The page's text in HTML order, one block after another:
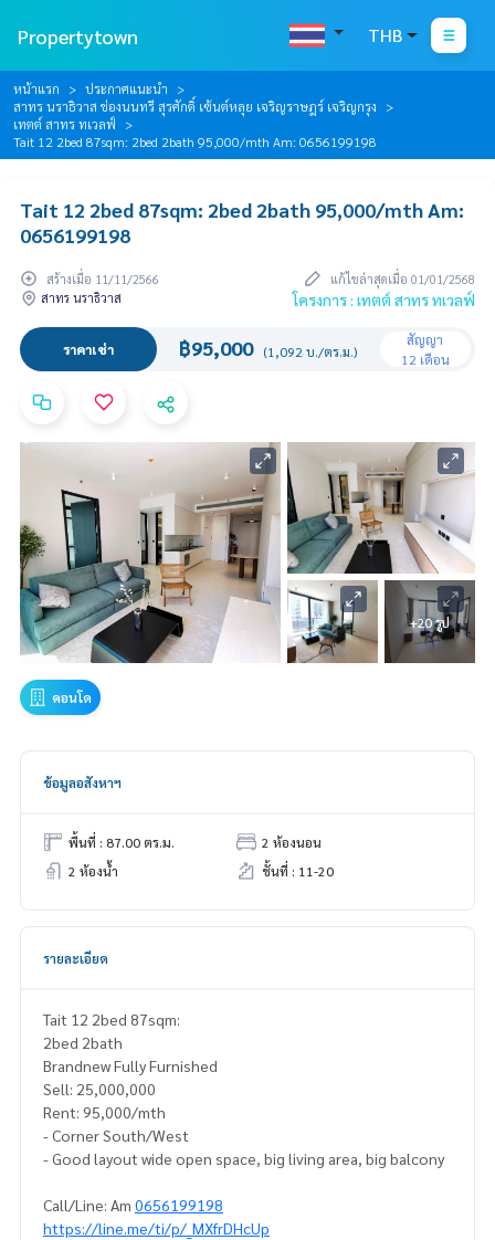
Propertytown THB
หน้าแรก
ประกาศแนะนำ
สาทร นราธิวาส ช่องนนทรี สุรศักดิ์ เซ้นต์หลุย เจริญราษฎร์ เจริญกรุง
เทตต์ สาทร ทเวลฟ์
Tait 12 2bed 87sqm: 2bed 2bath 95,000/mth Am: 0656199198
Tait 12 2bed 87sqm: 2bed 2bath 95,000/mth Am:
0656199198
สร้างเมื่อ 11/11/2566
แก้ไขล่าสุดเมื่อ 01/01/2568
สาทร นราธิวาส
โครงการ : เทตต์ สาทร ทเวลฟ์
ราคาเช่า ฿95,000 (1,092 บ./ตร.ม.)
สัญญา
12 เดือน
+20 รูป
คอนโด
ข้อมูลอสังหาฯ
พื้นที่ : 87.00 ตร.ม.
2 ห้องนอน
2 ห้องน้ำ
ชั้นที่ : 11-20
รายละเอียด
Tait 12 2bed 87sqm:
2bed 2bath
Brandnew Fully Furnished
Sell: 25,000,000
Rent: 95,000/mth
- Corner South/West
- Good layout wide open space, big living area, big balcony
Call/Line: Am 0656199198
https://line.me/ti/p/_MXfrDHcUp